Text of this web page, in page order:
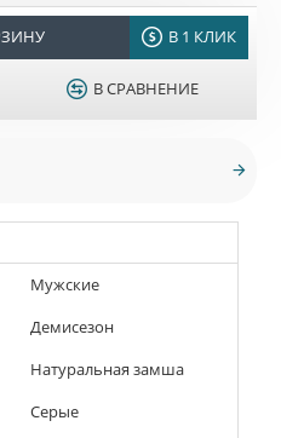
В 1 КЛИК
В СРАВНЕНИЕ
Мужские
Демисезон
Натуральная замша
Серые